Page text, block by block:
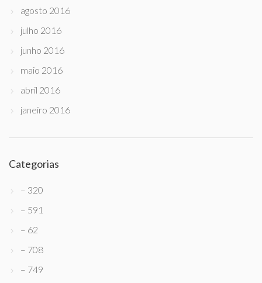
agosto 2016
julho 2016
junho 2016
maio 2016
abril 2016
janeiro 2016
Categorias
– 320
– 591
– 62
– 708
– 749